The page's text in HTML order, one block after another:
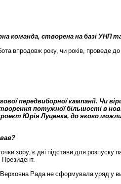
команда, створена на базі УНП
впродовж року, чи років, проведе до
передвиборної кампанії. Чи
потужної більшості в
Юрія Луценка, до якого
?
зору, є дві підстави для розпуску
Президент.
Верховна Рада не сформувала уряд у